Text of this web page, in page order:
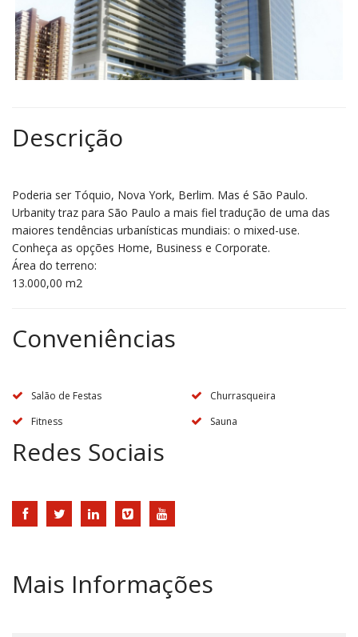
Descrição
Poderia ser Tóquio, Nova York, Berlim. Mas é São Paulo.
Urbanity traz para São Paulo a mais fiel tradução de uma das
maiores tendências urbanísticas mundiais: o mixed-use.
Conheça as opções Home, Business e Corporate.
Área do terreno:
13.000,00 m2
Conveniências
Salão de Festas
Churrasqueira
Fitness
Sauna
Redes Sociais
Mais Informações